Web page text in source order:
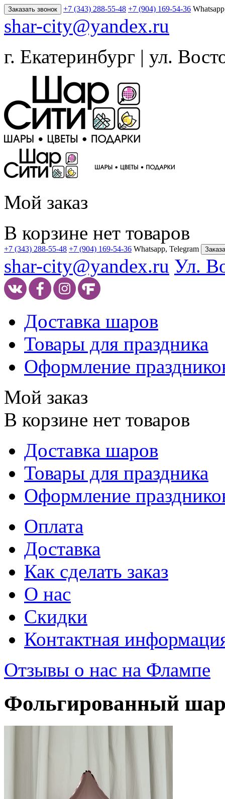
Заказать звонок +7 (343) 288-55-48 +7 (904) 169-54-36
shar-city@yandex.ru
г. Екатеринбург | ул.
Мой заказ
В корзине нет товаров
+7 (343) 288-55-48 +7 (904) 169-54-36 Whatsapp, Telegram
shar-city@yandex.ru Ул.
Доставка шаров
Товары для праздника
Оформление
Мой заказ
В корзине нет товаров
Доставка шаров
Товары для праздника
Оформление
Оплата
Доставка
Как сделать заказ
О нас
Скидки
Контактная
Отзывы о нас на Флампе
Фольгированный